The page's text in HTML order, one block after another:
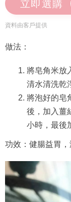
立即選購
資料由客戶提供
做法：
將皂角米放
清水清洗乾
將泡好的皂
後，加入薑
小時，最後
功效：健腸益胃